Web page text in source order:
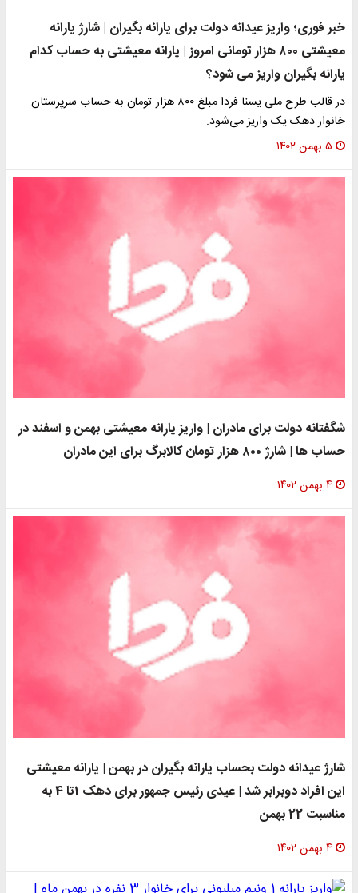
خبر فوری؛ واریز عیدانه دولت برای یارانه بگیران | شارژ یارانه
معیشتی ۸۰۰ هزار تومانی امروز | یارانه معیشتی به حساب کدام
یارانه بگیران واریز می شود؟
در قالب طرح ملی یسنا فردا مبلغ ۸۰۰ هزار تومان به حساب سرپرستان
خانوار دهک یک واریز می‌شود.
۵ بهمن ۱۴۰۲
شگفتانه دولت برای مادران | واریز یارانه معیشتی بهمن و اسفند در
حساب ها | شارژ ۸۰۰ هزار تومان کالابرگ برای این مادران
۴ بهمن ۱۴۰۲
شارژ عیدانه دولت بحساب یارانه بگیران در بهمن | یارانه معیشتی
این افراد دوبرابر شد | عیدی رئیس جمهور برای دهک 1تا 4 به
مناسبت 22 بهمن
۴ بهمن ۱۴۰۲